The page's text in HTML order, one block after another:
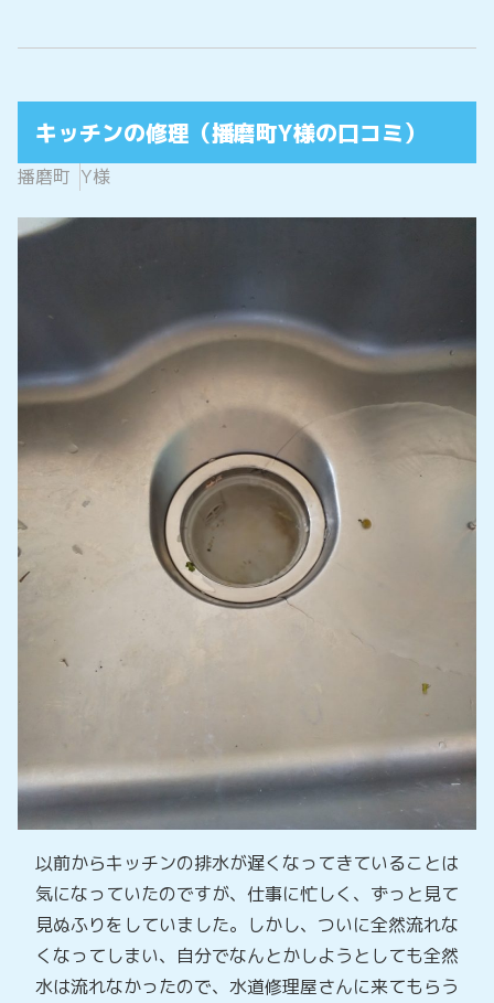
キッチンの修理（播磨町Y様の口コミ）
播磨町 Y様
以前からキッチンの排水が遅くなってきていることは
気になっていたのですが、仕事に忙しく、ずっと見て
見ぬふりをしていました。しかし、ついに全然流れな
くなってしまい、自分でなんとかしようとしても全然
水は流れなかったので、水道修理屋さんに来てもらう